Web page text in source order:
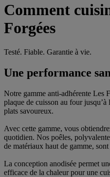
Comment
Forgées
Testé. Fiable. Garantie à vie.
Une performance
Notre gamme anti-adhérente Les
plaque de cuisson au four
plats savoureux.
Avec cette gamme, vous
quotidien. Nos poêles,
de matériaux haut de gamme,
La conception anodisée permet
efficace de la chaleur pour une